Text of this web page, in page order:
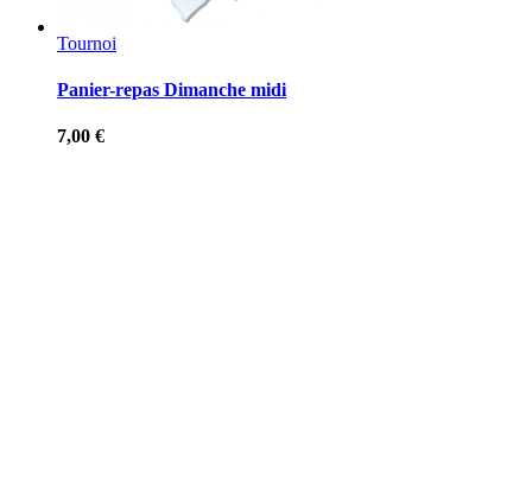
Tournoi
Panier-repas Dimanche midi
7,00 €